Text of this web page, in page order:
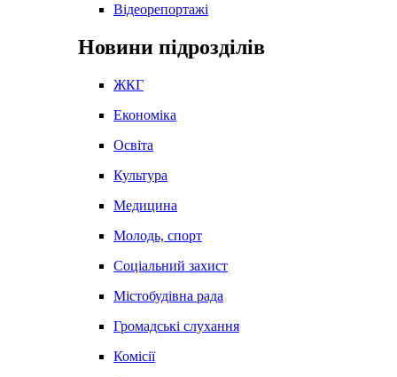
Відеорепортажі
Новини підрозділів
ЖКГ
Економіка
Освіта
Культура
Медицина
Молодь, спорт
Соціальний захист
Містобудівна рада
Громадські слухання
Комісії